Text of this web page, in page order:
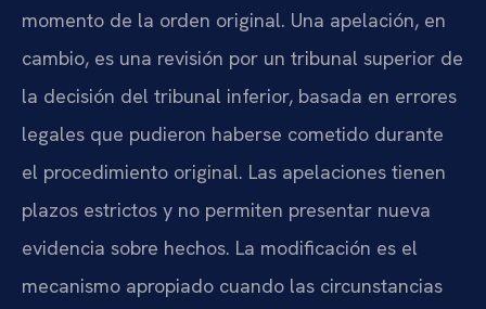
momento de la orden original. Una apelación, en
cambio, es una revisión por un tribunal superior de
la decisión del tribunal inferior, basada en errores
legales que pudieron haberse cometido durante
el procedimiento original. Las apelaciones tienen
plazos estrictos y no permiten presentar nueva
evidencia sobre hechos. La modificación es el
mecanismo apropiado cuando las circunstancias